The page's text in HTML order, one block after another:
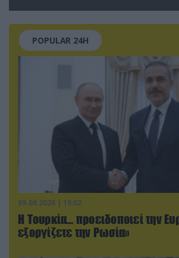
POPULAR 24H
09.08.2026 | 19:02
Η Τουρκία… προειδοποιεί την
εξοργίζετε την Ρωσία»